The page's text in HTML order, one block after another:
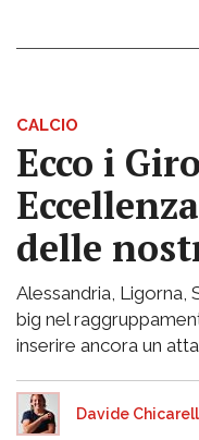
CALCIO
Ecco i
delle
Alessandria, Ligorna,
big nel
inserire ancora un
Davide